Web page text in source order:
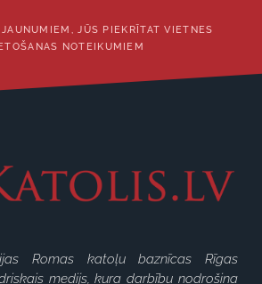
JŪS PIEKRĪTAT VIETNES
NOTEIKUMIEM
Romas katoļu baznīcas Rīgas
medijs, kura darbību nodrošina